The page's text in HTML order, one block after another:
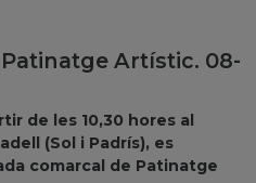
Artístic. 08-
de les 10,30 hores al
(Sol i Padrís), es
comarcal de Patinatge